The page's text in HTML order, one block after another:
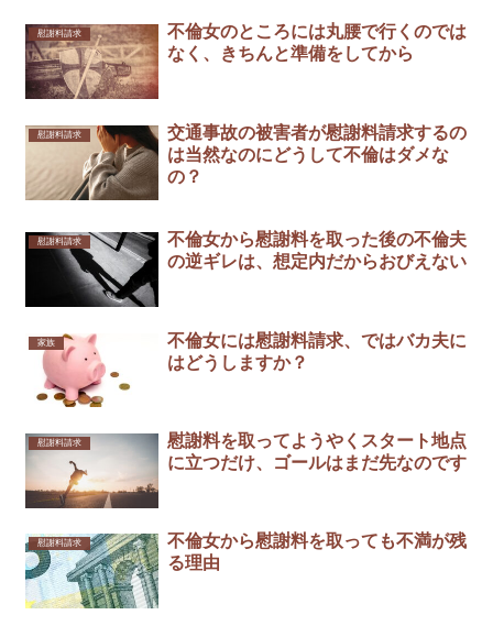
慰謝料請求
不倫女のところには丸腰で行くのでは
なく、きちんと準備をしてから
慰謝料請求
交通事故の被害者が慰謝料請求するの
は当然なのにどうして不倫はダメな
の？
慰謝料請求
不倫女から慰謝料を取った後の不倫夫
の逆ギレは、想定内だからおびえない￼
家族
不倫女には慰謝料請求、ではバカ夫に
はどうしますか？
慰謝料請求
慰謝料を取ってようやくスタート地点
に立つだけ、ゴールはまだ先なのです
慰謝料請求
不倫女から慰謝料を取っても不満が残
る理由